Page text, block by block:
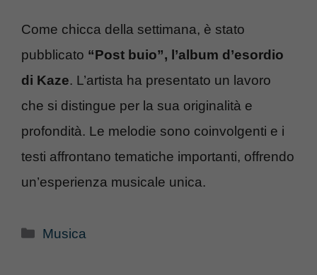
Come chicca della settimana, è stato
pubblicato “Post buio”, l’album d’esordio
di Kaze. L’artista ha presentato un lavoro
che si distingue per la sua originalità e
profondità. Le melodie sono coinvolgenti e i
testi affrontano tematiche importanti, offrendo
un’esperienza musicale unica.
Categorie
Musica